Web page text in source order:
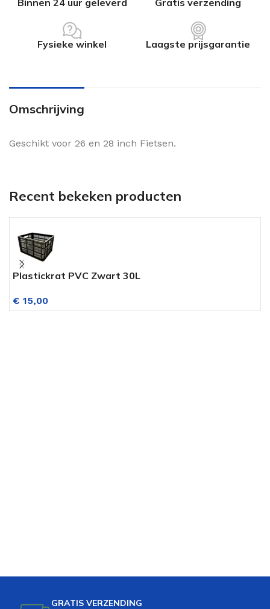
Fysieke winkel Laagste prijsgarantie
Omschrijving
Geschikt voor 26 en 28 inch Fietsen.
Recent bekeken producten
Plastickrat PVC Zwart 30L
€ 15,00
GRATIS VERZENDING